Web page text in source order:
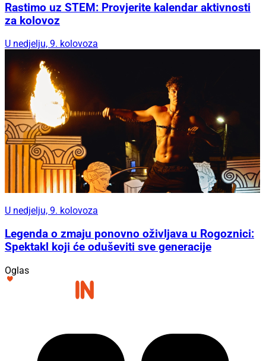
Rastimo uz STEM: Provjerite kalendar aktivnosti
za kolovoz
U nedjelju, 9. kolovoza
U nedjelju, 9. kolovoza
Legenda o zmaju ponovno oživljava u Rogoznici:
Spektakl koji će oduševiti sve generacije
Oglas